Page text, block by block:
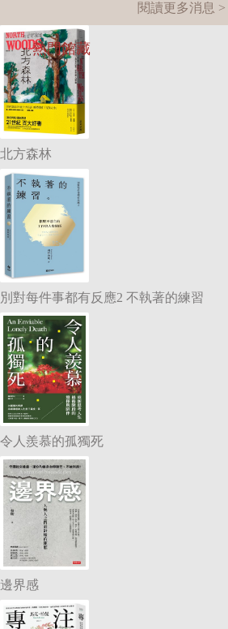
閱讀更多消息 >
熱門館藏
北方森林
別對每件事都有反應2 不執著的練習
令人羨慕的孤獨死
邊界感